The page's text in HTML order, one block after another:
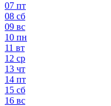
07 пт
08 сб
09 вс
10 пн
11 вт
12 ср
13 чт
14 пт
15 сб
16 вс